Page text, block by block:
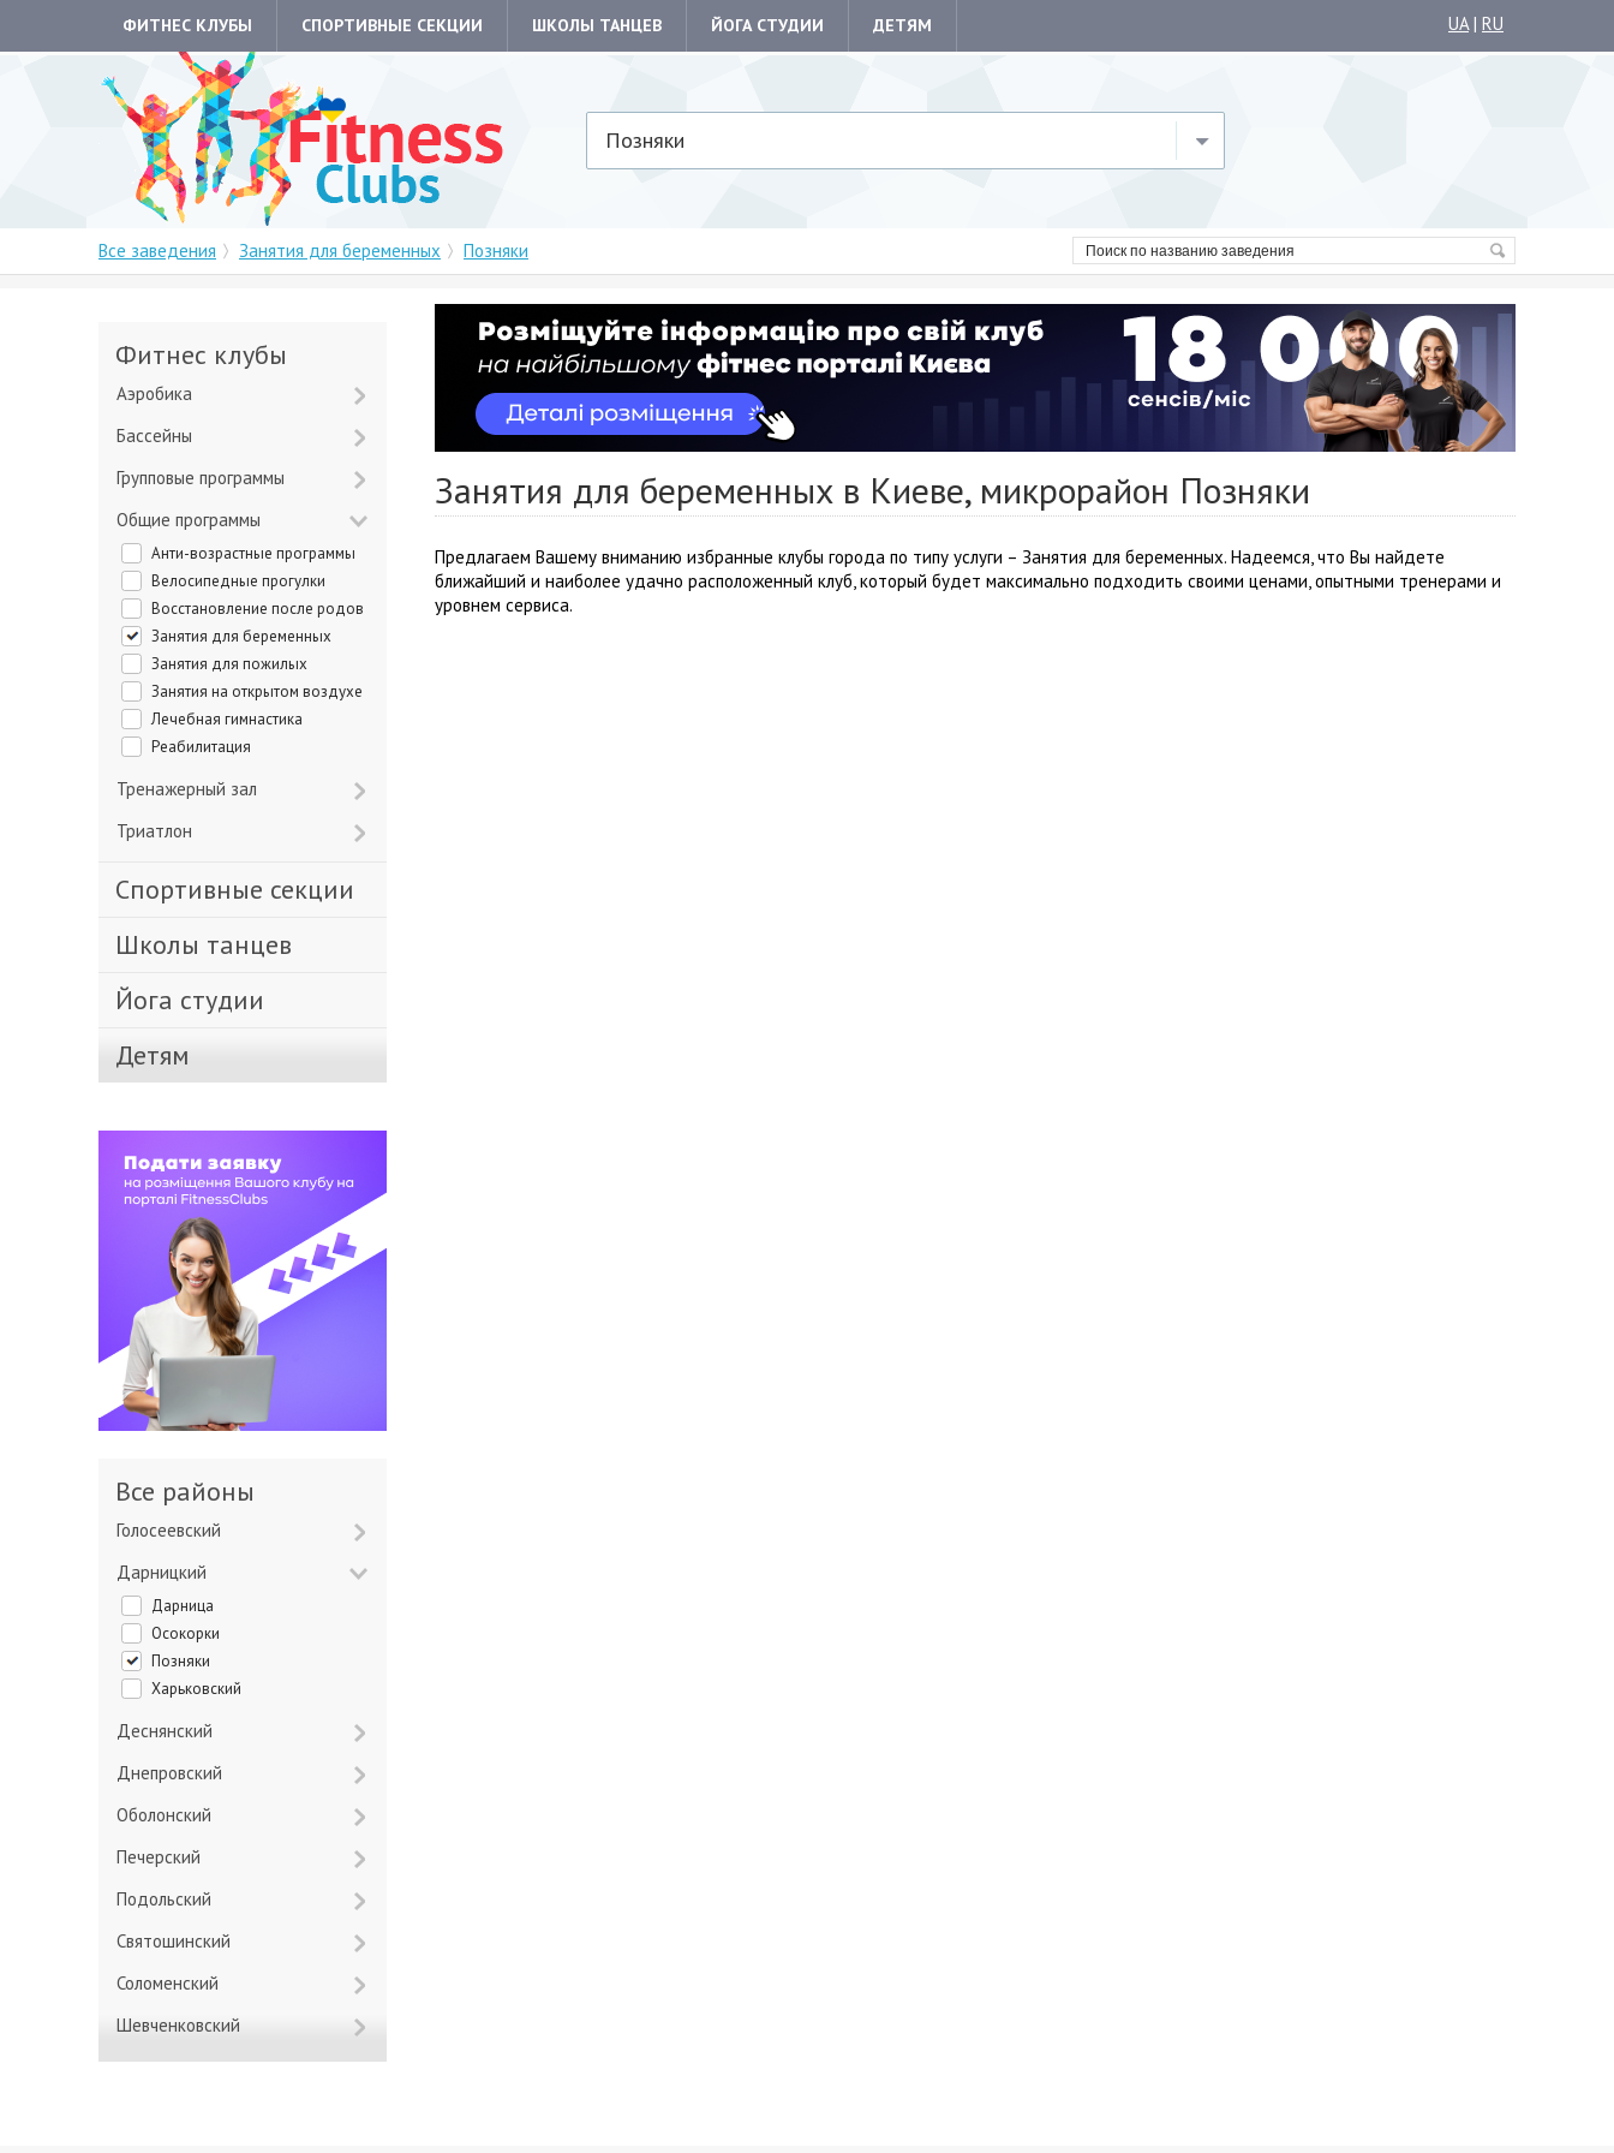
ФИТНЕС КЛУБЫ СПОРТИВНЫЕ СЕКЦИИ ШКОЛЫ ТАНЦЕВ ЙОГА СТУДИИ ДЕТЯМ UA| RU
Позняки
Все заведения Занятия для беременных Позняки
Занятия для беременных в Киеве, микрорайон Позняки
Предлагаем Вашему вниманию избранные клубы города по типу услуги – Занятия для беременных. Надеемся, что Вы найдете
ближайший и наиболее удачно расположенный клуб, который будет максимально подходить своими ценами, опытными тренерами и
уровнем сервиса.
Фитнес клубы
Аэробика
Бассейны
Групповые программы
Общие программы
Анти-возрастные программы
Велосипедные прогулки
Восстановление после родов
Занятия для беременных
Занятия для пожилых
Занятия на открытом воздухе
Лечебная гимнастика
Реабилитация
Тренажерный зал
Триатлон
Спортивные секции
Школы танцев
Йога студии
Детям
Все районы
Голосеевский
Дарницкий
Дарница
Осокорки
Позняки
Харьковский
Деснянский
Днепровский
Оболонский
Печерский
Подольский
Святошинский
Соломенский
Шевченковский